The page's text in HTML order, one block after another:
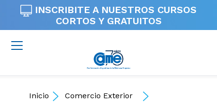
INSCRIBITE A NUESTROS CURSOS
CORTOS Y GRATUITOS
Inicio Comercio Exterior